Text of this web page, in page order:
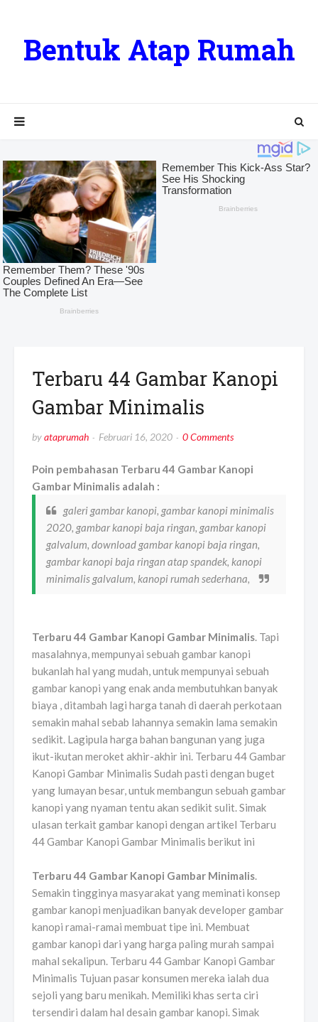
Bentuk Atap Rumah
Terbaru 44 Gambar Kanopi
Gambar Minimalis
byataprumah Februari 16, 2020 0 Comments
Poin pembahasan Terbaru 44 Gambar Kanopi
Gambar Minimalis adalah :
galeri gambar kanopi, gambar kanopi minimalis
2020, gambar kanopi baja ringan, gambar kanopi
galvalum, download gambar kanopi baja ringan,
gambar kanopi baja ringan atap spandek, kanopi
minimalis galvalum, kanopi rumah sederhana,
Terbaru 44 Gambar Kanopi Gambar Minimalis. Tapi
masalahnya, mempunyai sebuah gambar kanopi
bukanlah hal yang mudah, untuk mempunyai sebuah
gambar kanopi yang enak anda membutuhkan banyak
biaya , ditambah lagi harga tanah di daerah perkotaan
semakin mahal sebab lahannya semakin lama semakin
sedikit. Lagipula harga bahan bangunan yang juga
ikut-ikutan meroket akhir-akhir ini. Terbaru 44 Gambar
Kanopi Gambar Minimalis Sudah pasti dengan buget
yang lumayan besar, untuk membangun sebuah gambar
kanopi yang nyaman tentu akan sedikit sulit. Simak
ulasan terkait gambar kanopi dengan artikel Terbaru
44 Gambar Kanopi Gambar Minimalis berikut ini
Terbaru 44 Gambar Kanopi Gambar Minimalis.
Semakin tingginya masyarakat yang meminati konsep
gambar kanopi menjuadikan banyak developer gambar
kanopi ramai-ramai membuat tipe ini. Membuat
gambar kanopi dari yang harga paling murah sampai
mahal sekalipun. Terbaru 44 Gambar Kanopi Gambar
Minimalis Tujuan pasar konsumen mereka ialah dua
sejoli yang baru menikah. Memiliki khas serta ciri
tersendiri dalam hal desain gambar kanopi. Simak